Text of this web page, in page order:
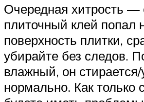
Очередная хитрость —
плиточный клей попал
поверхность плитки,
убирайте без следов.
влажный, он стирается/
нормально. Как только